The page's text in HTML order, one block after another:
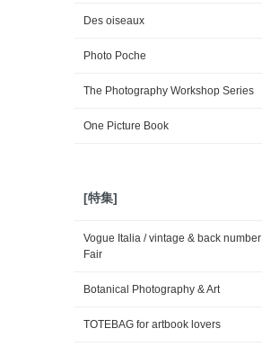
Des oiseaux
Photo Poche
The Photography Workshop Series
One Picture Book
[特集]
Vogue Italia / vintage & back number
Fair
Botanical Photography & Art
TOTEBAG for artbook lovers